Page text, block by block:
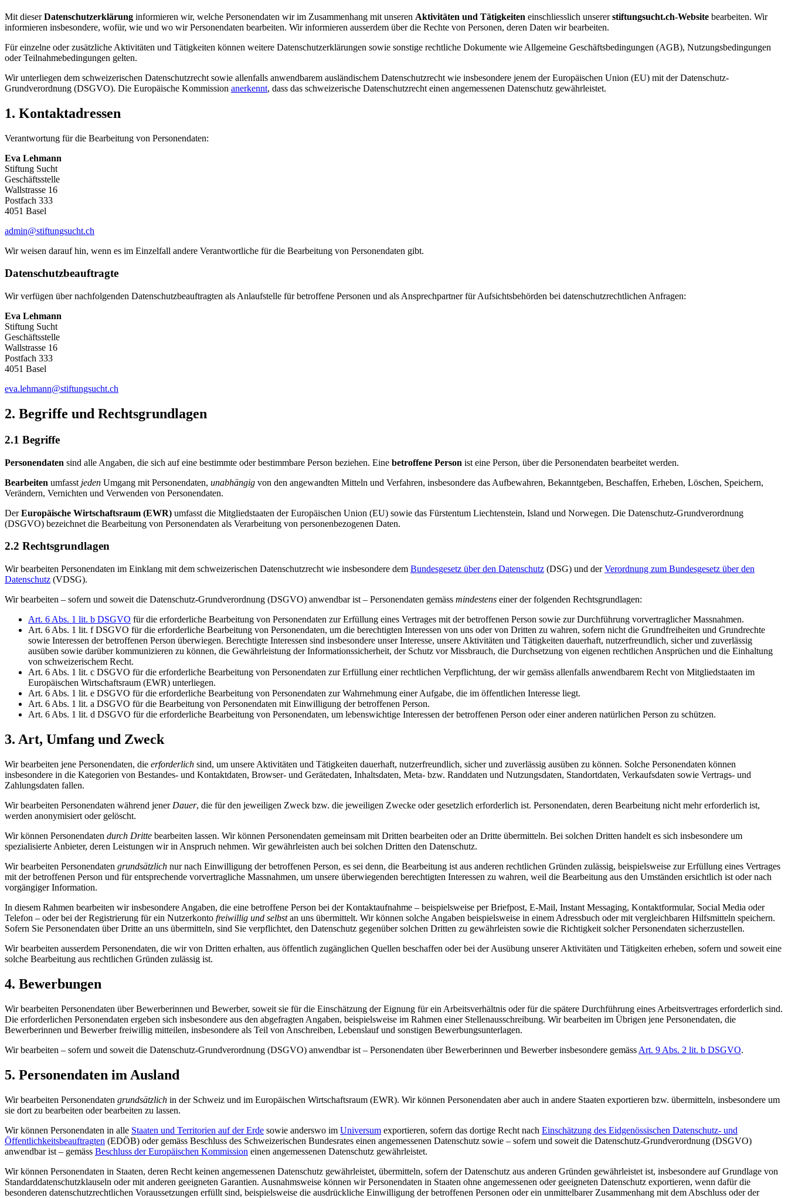
Mit dieserDatenschutzerklärung informieren wir, welche Personendaten wir im Zusammenhang mit unseren Aktivitäten und Tätigkeiten einschliesslich unsererstiftungsucht.ch-Website bearbeiten. Wir
informieren insbesondere, wofür, wie und wo wir Personendaten bearbeiten. Wir informieren ausserdem über die Rechte von Personen, deren Daten wir bearbeiten.
Für einzelne oder zusätzliche Aktivitäten und Tätigkeiten können weitere Datenschutzerklärungen sowie sonstige rechtliche Dokumente wie Allgemeine Geschäftsbedingungen (AGB), Nutzungsbedingungen
oder Teilnahmebedingungen gelten.
Wir unterliegen dem schweizerischen Datenschutzrecht sowie allenfalls anwendbarem ausländischem Datenschutzrecht wie insbesondere jenem der Europäischen Union (EU) mit der Datenschutz-
Grundverordnung (DSGVO). Die Europäische Kommission anerkennt, dass das schweizerische Datenschutzrecht einen angemessenen Datenschutz gewährleistet.
1. Kontaktadressen
Verantwortung für die Bearbeitung von Personendaten:
Eva Lehmann
Stiftung Sucht
Geschäftsstelle
Wallstrasse 16
Postfach 333
4051 Basel
admin@stiftungsucht.ch
Wir weisen darauf hin, wenn es im Einzelfall andere Verantwortliche für die Bearbeitung von Personendaten gibt.
Datenschutzbeauftragte
Wir verfügen über nachfolgenden Datenschutzbeauftragten als Anlaufstelle für betroffene Personen und als Ansprechpartner für Aufsichtsbehörden bei datenschutzrechtlichen Anfragen:
Eva Lehmann
Stiftung Sucht
Geschäftsstelle
Wallstrasse 16
Postfach 333
4051 Basel
eva.lehmann@stiftungsucht.ch
2. Begriffe und Rechtsgrundlagen
2.1 Begriffe
Personendaten sind alle Angaben, die sich auf eine bestimmte oder bestimmbare Person beziehen. Eine betroffene Person ist eine Person, über die Personendaten bearbeitet werden.
Bearbeiten umfasst jeden Umgang mit Personendaten, unabhängig von den angewandten Mitteln und Verfahren, insbesondere das Aufbewahren, Bekanntgeben, Beschaffen, Erheben, Löschen, Speichern,
Verändern, Vernichten und Verwenden von Personendaten.
DerEuropäische Wirtschaftsraum (EWR) umfasst die Mitgliedstaaten der Europäischen Union (EU) sowie das Fürstentum Liechtenstein, Island und Norwegen. Die Datenschutz-Grundverordnung
(DSGVO) bezeichnet die Bearbeitung von Personendaten als Verarbeitung von personenbezogenen Daten.
2.2 Rechtsgrundlagen
Wir bearbeiten Personendaten im Einklang mit dem schweizerischen Datenschutzrecht wie insbesondere dem Bundesgesetz über den Datenschutz (DSG) und derVerordnung zum Bundesgesetz über den
Datenschutz (VDSG).
Wir bearbeiten – sofern und soweit die Datenschutz-Grundverordnung (DSGVO) anwendbar ist – Personendaten gemäss mindestens einer der folgenden Rechtsgrundlagen:
Art. 6 Abs. 1 lit. b DSGVO für die erforderliche Bearbeitung von Personendaten zur Erfüllung eines Vertrages mit der betroffenen Person sowie zur Durchführung vorvertraglicher Massnahmen.
Art. 6 Abs. 1 lit. f DSGVO für die erforderliche Bearbeitung von Personendaten, um die berechtigten Interessen von uns oder von Dritten zu wahren, sofern nicht die Grundfreiheiten und Grundrechte
sowie Interessen der betroffenen Person überwiegen. Berechtigte Interessen sind insbesondere unser Interesse, unsere Aktivitäten und Tätigkeiten dauerhaft, nutzerfreundlich, sicher und zuverlässig
ausüben sowie darüber kommunizieren zu können, die Gewährleistung der Informationssicherheit, der Schutz vor Missbrauch, die Durchsetzung von eigenen rechtlichen Ansprüchen und die Einhaltung
von schweizerischem Recht.
Art. 6 Abs. 1 lit. c DSGVO für die erforderliche Bearbeitung von Personendaten zur Erfüllung einer rechtlichen Verpflichtung, der wir gemäss allenfalls anwendbarem Recht von Mitgliedstaaten im
Europäischen Wirtschaftsraum (EWR) unterliegen.
Art. 6 Abs. 1 lit. e DSGVO für die erforderliche Bearbeitung von Personendaten zur Wahrnehmung einer Aufgabe, die im öffentlichen Interesse liegt.
Art. 6 Abs. 1 lit. a DSGVO für die Bearbeitung von Personendaten mit Einwilligung der betroffenen Person.
Art. 6 Abs. 1 lit. d DSGVO für die erforderliche Bearbeitung von Personendaten, um lebenswichtige Interessen der betroffenen Person oder einer anderen natürlichen Person zu schützen.
3. Art, Umfang und Zweck
Wir bearbeiten jene Personendaten, die erforderlich sind, um unsere Aktivitäten und Tätigkeiten dauerhaft, nutzerfreundlich, sicher und zuverlässig ausüben zu können. Solche Personendaten können
insbesondere in die Kategorien von Bestandes- und Kontaktdaten, Browser- und Gerätedaten, Inhaltsdaten, Meta- bzw. Randdaten und Nutzungsdaten, Standortdaten, Verkaufsdaten sowie Vertrags- und
Zahlungsdaten fallen.
Wir bearbeiten Personendaten während jener Dauer, die für den jeweiligen Zweck bzw. die jeweiligen Zwecke oder gesetzlich erforderlich ist. Personendaten, deren Bearbeitung nicht mehr erforderlich ist,
werden anonymisiert oder gelöscht.
Wir können Personendaten durch Dritte bearbeiten lassen. Wir können Personendaten gemeinsam mit Dritten bearbeiten oder an Dritte übermitteln. Bei solchen Dritten handelt es sich insbesondere um
spezialisierte Anbieter, deren Leistungen wir in Anspruch nehmen. Wir gewährleisten auch bei solchen Dritten den Datenschutz.
Wir bearbeiten Personendaten grundsätzlich nur nach Einwilligung der betroffenen Person, es sei denn, die Bearbeitung ist aus anderen rechtlichen Gründen zulässig, beispielsweise zur Erfüllung eines Vertrages
mit der betroffenen Person und für entsprechende vorvertragliche Massnahmen, um unsere überwiegenden berechtigten Interessen zu wahren, weil die Bearbeitung aus den Umständen ersichtlich ist oder nach
vorgängiger Information.
In diesem Rahmen bearbeiten wir insbesondere Angaben, die eine betroffene Person bei der Kontaktaufnahme – beispielsweise per Briefpost, E-Mail, Instant Messaging, Kontaktformular, Social Media oder
Telefon – oder bei der Registrierung für ein Nutzerkonto freiwillig und selbstan uns übermittelt. Wir können solche Angaben beispielsweise in einem Adressbuch oder mit vergleichbaren Hilfsmitteln speichern.
Sofern Sie Personendaten über Dritte an uns übermitteln, sind Sie verpflichtet, den Datenschutz gegenüber solchen Dritten zu gewährleisten sowie die Richtigkeit solcher Personendaten sicherzustellen.
Wir bearbeiten ausserdem Personendaten, die wir von Dritten erhalten, aus öffentlich zugänglichen Quellen beschaffen oder bei der Ausübung unserer Aktivitäten und Tätigkeiten erheben, sofern und soweit eine
solche Bearbeitung aus rechtlichen Gründen zulässig ist.
4. Bewerbungen
Wir bearbeiten Personendaten über Bewerberinnen und Bewerber, soweit sie für die Einschätzung der Eignung für ein Arbeitsverhältnis oder für die spätere Durchführung eines Arbeitsvertrages erforderlich sind.
Die erforderlichen Personendaten ergeben sich insbesondere aus den abgefragten Angaben, beispielsweise im Rahmen einer Stellenausschreibung. Wir bearbeiten im Übrigen jene Personendaten, die
Bewerberinnen und Bewerber freiwillig mitteilen, insbesondere als Teil von Anschreiben, Lebenslauf und sonstigen Bewerbungsunterlagen.
Wir bearbeiten – sofern und soweit die Datenschutz-Grundverordnung (DSGVO) anwendbar ist – Personendaten über Bewerberinnen und Bewerber insbesondere gemäss Art. 9 Abs. 2 lit. b DSGVO.
5. Personendaten im Ausland
Wir bearbeiten Personendaten grundsätzlich in der Schweiz und im Europäischen Wirtschaftsraum (EWR). Wir können Personendaten aber auch in andere Staaten exportieren bzw. übermitteln, insbesondere um
sie dort zu bearbeiten oder bearbeiten zu lassen.
Wir können Personendaten in alle Staaten und Territorien auf der Erde sowie anderswo im Universum exportieren, sofern das dortige Recht nach Einschätzung des Eidgenössischen Datenschutz- und
Öffentlichkeitsbeauftragten (EDÖB) oder gemäss Beschluss des Schweizerischen Bundesrates einen angemessenen Datenschutz sowie – sofern und soweit die Datenschutz-Grundverordnung (DSGVO)
anwendbar ist – gemäss Beschluss der Europäischen Kommission einen angemessenen Datenschutz gewährleistet.
Wir können Personendaten in Staaten, deren Recht keinen angemessenen Datenschutz gewährleistet, übermitteln, sofern der Datenschutz aus anderen Gründen gewährleistet ist, insbesondere auf Grundlage von
Standarddatenschutzklauseln oder mit anderen geeigneten Garantien. Ausnahmsweise können wir Personendaten in Staaten ohne angemessenen oder geeigneten Datenschutz exportieren, wenn dafür die
besonderen datenschutzrechtlichen Voraussetzungen erfüllt sind, beispielsweise die ausdrückliche Einwilligung der betroffenen Personen oder ein unmittelbarer Zusammenhang mit dem Abschluss oder der